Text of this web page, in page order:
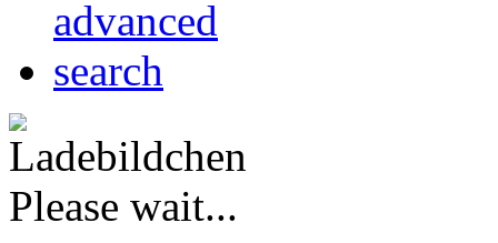
Please wait...